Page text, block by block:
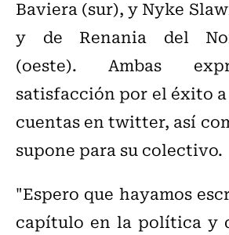
Baviera (sur), y Nyke
y de Renania del
(oeste). Ambas
satisfacción por el éxito a
cuentas en twitter, así
supone para su colectivo.
"Espero que hayamos
capítulo en la política y